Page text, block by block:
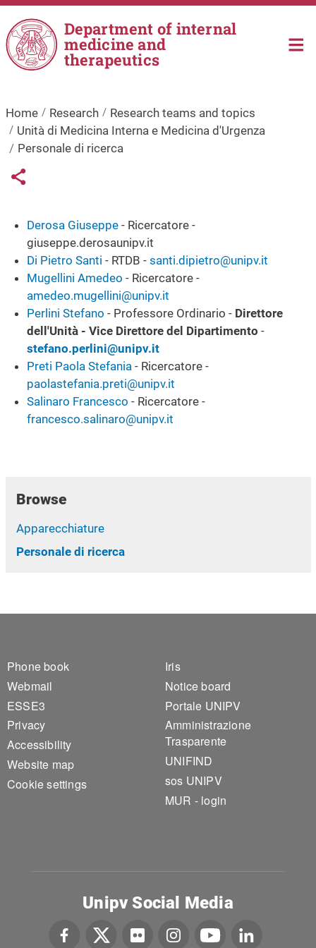
Skip to main content
Department of internal
medicine and
therapeutics
Home Research
Research teams and topics
Unità di Medicina Interna e Medicina d'Urgenza
Personale di ricerca
Links condivisione social
Share button
Derosa Giuseppe- Ricercatore -
giuseppe.derosaunipv.it
Di Pietro Santi - RTDB - santi.dipietro@unipv.it
Mugellini Amedeo - Ricercatore -
amedeo.mugellini@unipv.it
Perlini Stefano - Professore Ordinario - Direttore
dell'Unità - Vice Direttore del Dipartimento -
stefano.perlini@unipv.it
Preti Paola Stefania - Ricercatore -
paolastefania.preti@unipv.it
Salinaro Francesco - Ricercatore -
francesco.salinaro@unipv.it
Browse
Apparecchiature
Personale di ricerca
Footer 1
Phone book
Webmail
ESSE3
Privacy
Accessibility
Website map
Cookie settings
Footer 2
Iris
Notice board
Portale UNIPV
Amministrazione
Trasparente
UNIFIND
sos UNIPV
MUR - login
Unipv Social Media